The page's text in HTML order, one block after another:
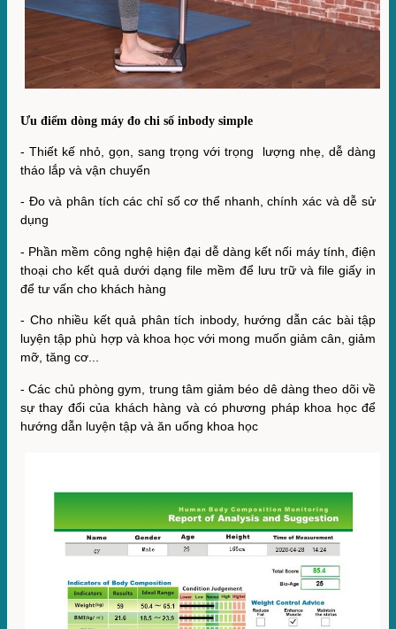
Ưu điểm dòng máy đo chi số inbody simple
- Thiết kế nhỏ, gọn, sang trọng với trọng lượng nhẹ, dễ dàng
tháo lắp và vận chuyển
- Đo và phân tích các chỉ số cơ thể nhanh, chính xác và dễ sử
dụng
- Phần mềm công nghệ hiện đại dễ dàng kết nối máy tính, điện
thoại cho kết quả dưới dạng file mềm để lưu trữ và file giấy in
để tư vấn cho khách hàng
- Cho nhiều kết quả phân tích inbody, hướng dẫn các bài tập
luyện tập phù hợp và khoa học với mong muốn giảm cân, giảm
mỡ, tăng cơ...
- Các chủ phòng gym, trung tâm giảm béo dê dàng theo dõi về
sự thay đổi của khách hàng và có phương pháp khoa học để
hướng dẫn luyện tập và ăn uống khoa học